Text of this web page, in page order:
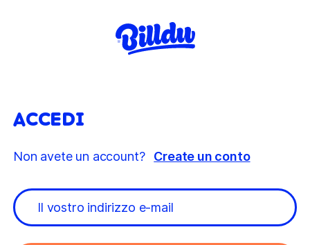
ACCEDI
Non avete un account? Create un conto